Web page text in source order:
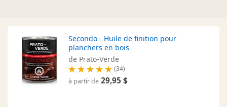
Secondo - Huile de finition pour
planchers en bois
de Prato-Verde
(34)
à partir de 29,95 $